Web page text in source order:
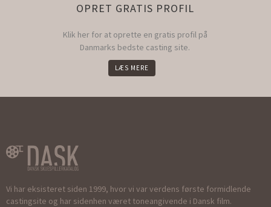
OPRET GRATIS PROFIL
Klik her for at oprette en gratis profil på
Danmarks bedste casting site.
LÆS MERE
Vi har eksisteret siden 1999, hvor vi var verdens første formidlende
castingsite og har sidenhen været toneangivende i Dansk film.